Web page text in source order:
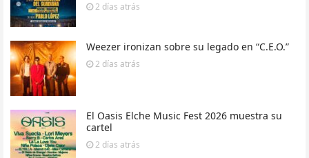
2 días atrás
Weezer ironizan sobre su legado en “C.E.O.”
2 días atrás
El Oasis Elche Music Fest 2026 muestra su
cartel
2 días atrás